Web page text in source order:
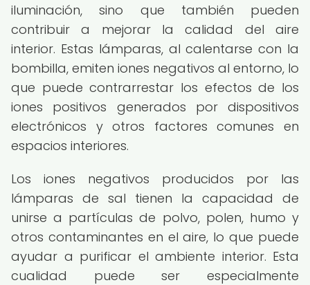
iluminación, sino que también pueden
contribuir a mejorar la calidad del aire
interior. Estas lámparas, al calentarse con la
bombilla, emiten iones negativos al entorno, lo
que puede contrarrestar los efectos de los
iones positivos generados por dispositivos
electrónicos y otros factores comunes en
espacios interiores.
Los iones negativos producidos por las
lámparas de sal tienen la capacidad de
unirse a partículas de polvo, polen, humo y
otros contaminantes en el aire, lo que puede
ayudar a purificar el ambiente interior. Esta
cualidad puede ser especialmente